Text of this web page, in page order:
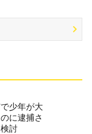
少年が大
に逮捕さ
討